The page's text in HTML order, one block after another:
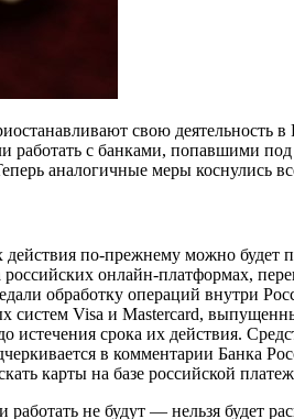
свою деятельность в
работать с банками, попавшими
аналогичные меры коснулись
по-прежнему можно будет
онлайн-платформах,
обработку операций внутри
Visa и Mastercard,
срока их действия.
в комментарии Банка
карты на базе российской
не будут — нельзя будет